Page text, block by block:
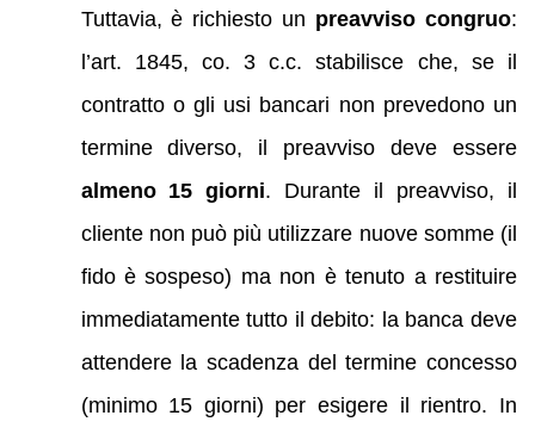
Tuttavia, è richiesto un preavviso congruo:
l’art. 1845, co. 3 c.c. stabilisce che, se il
contratto o gli usi bancari non prevedono un
termine diverso, il preavviso deve essere
almeno 15 giorni. Durante il preavviso, il
cliente non può più utilizzare nuove somme (il
fido è sospeso) ma non è tenuto a restituire
immediatamente tutto il debito: la banca deve
attendere la scadenza del termine concesso
(minimo 15 giorni) per esigere il rientro. In